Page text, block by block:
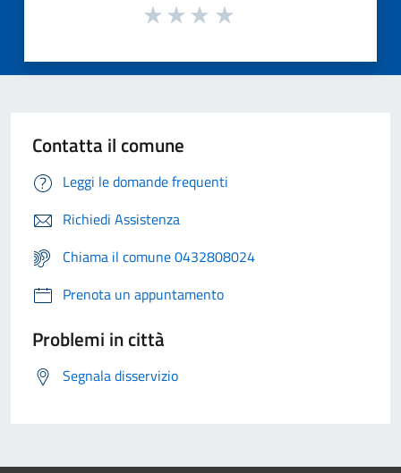
Contatta il comune
Leggi le domande frequenti
Richiedi Assistenza
Chiama il comune 0432808024
Prenota un appuntamento
Problemi in città
Segnala disservizio